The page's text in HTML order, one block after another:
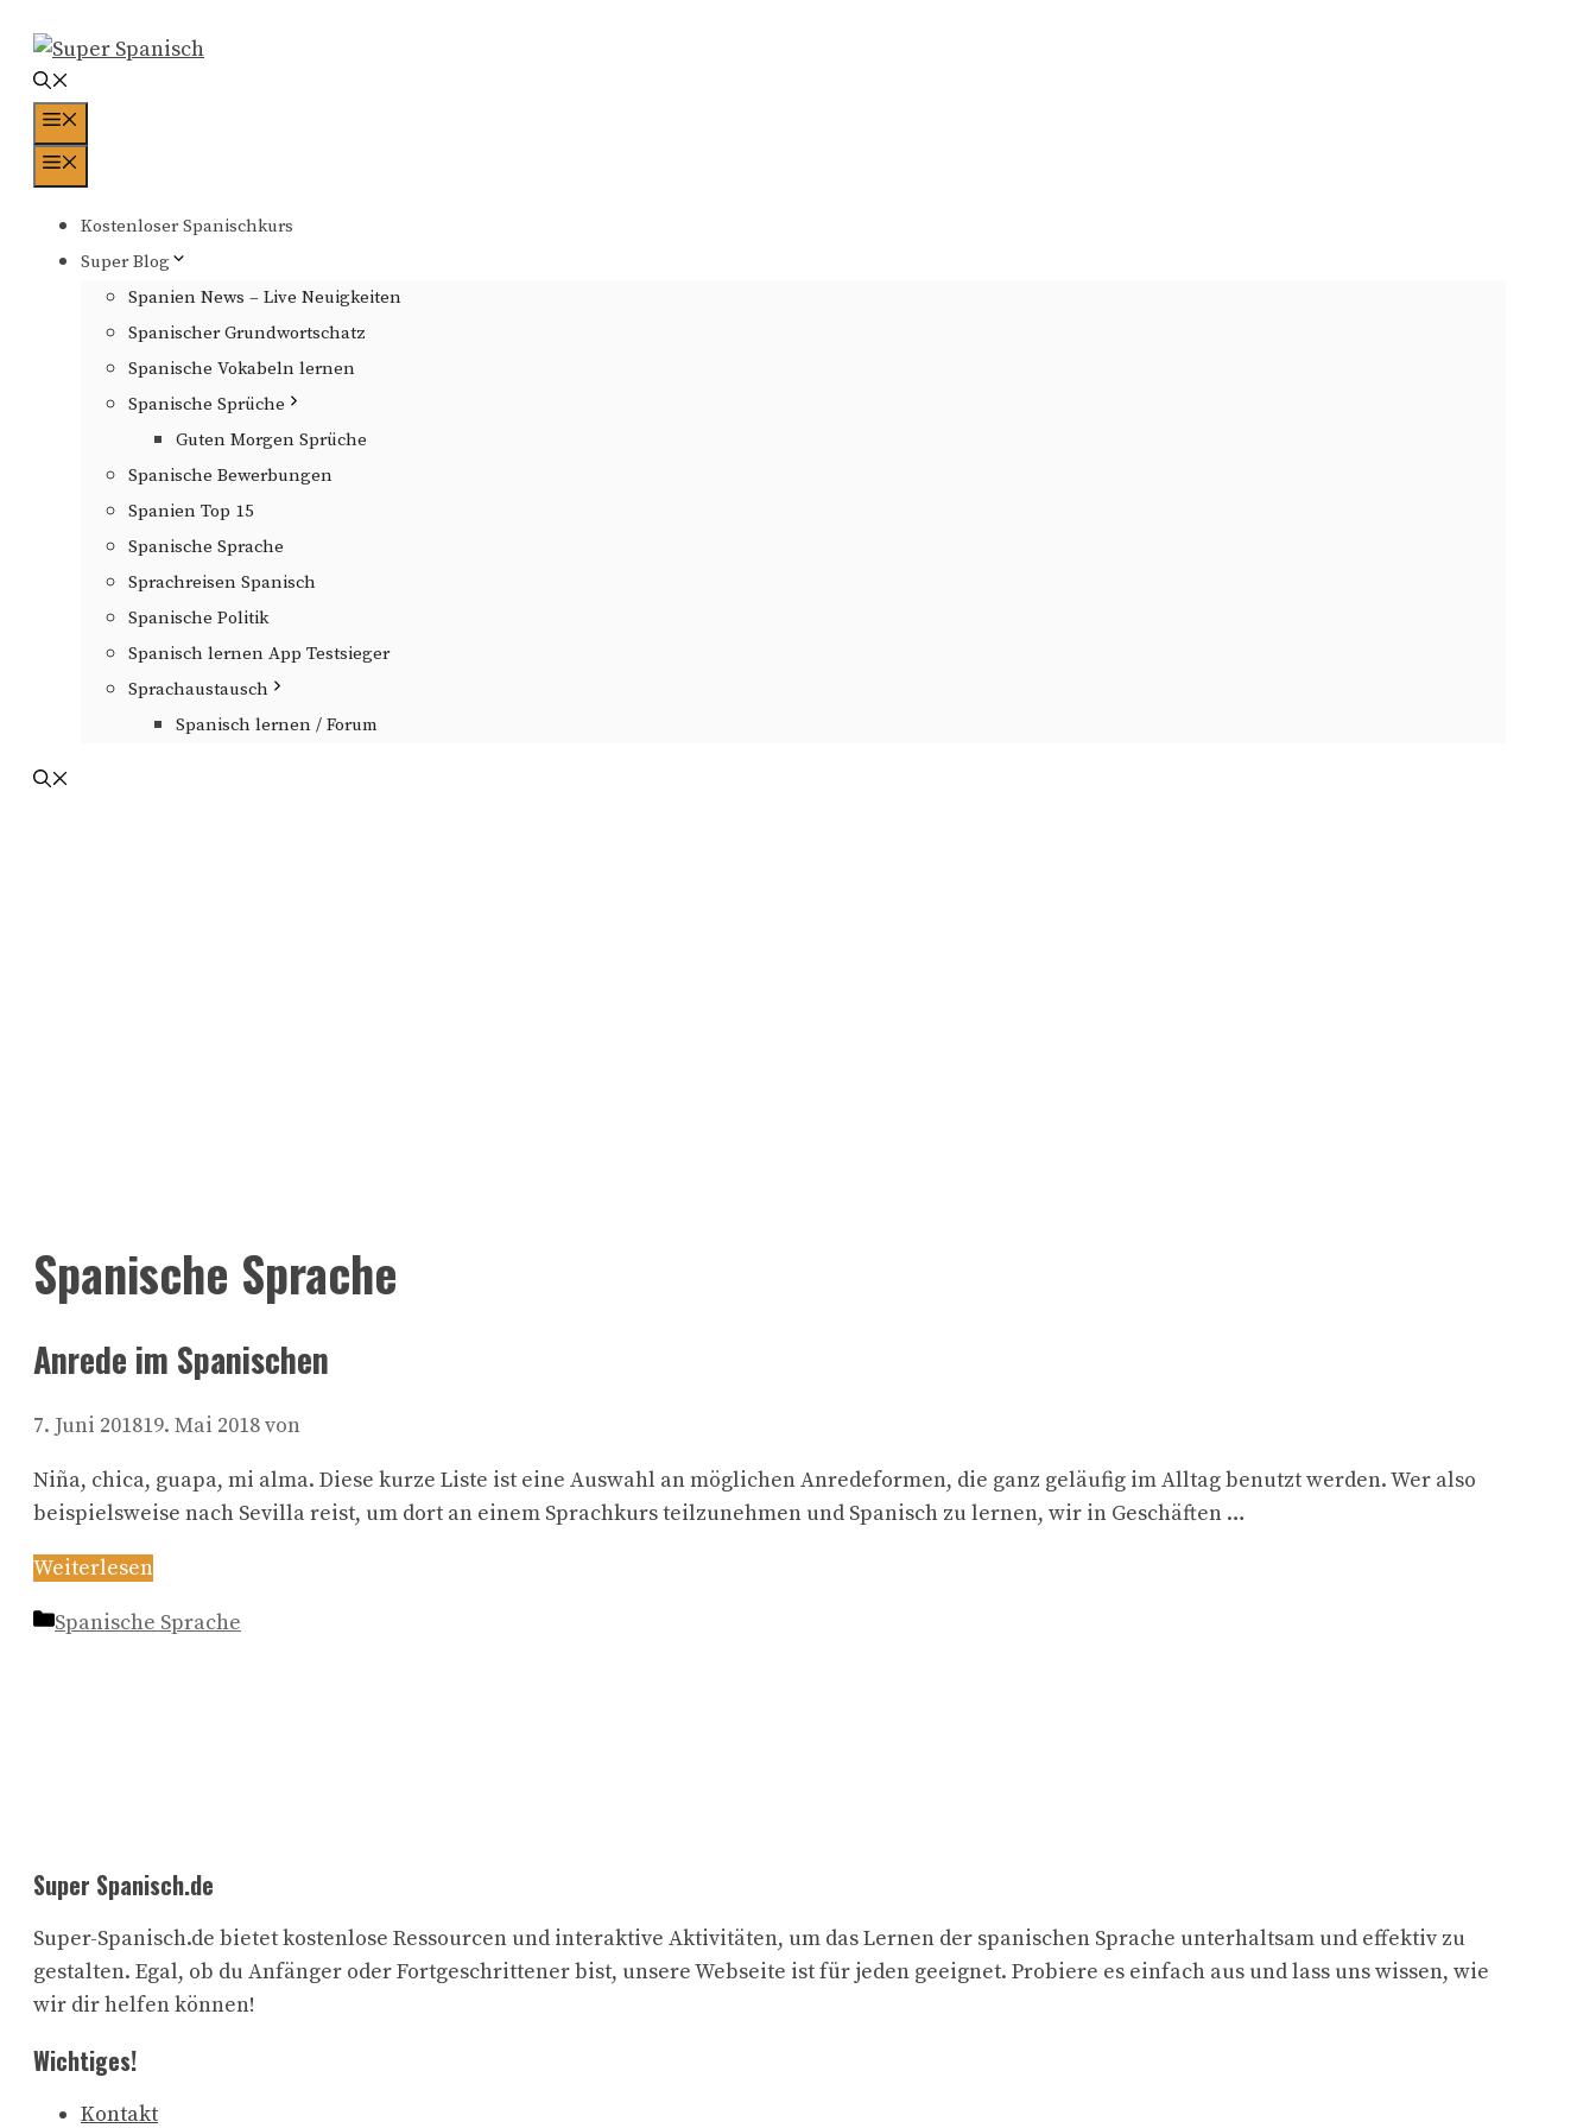
Inhalt
springen
Kostenloser Spanischkurs
Super Blog
Spanien News – Live Neuigkeiten
Spanischer Grundwortschatz
Spanische Vokabeln lernen
Spanische Sprüche
Guten Morgen Sprüche
Spanische Bewerbungen
Spanien Top 15
Spanische Sprache
Sprachreisen Spanisch
Spanische Politik
Spanisch lernen App Testsieger
Sprachaustausch
Spanisch lernen / Forum
Spanische Sprache
Anrede im Spanischen
7. Juni 201819. Mai 2018von
Niña, chica, guapa, mi alma. Diese kurze Liste ist eine Auswahl an möglichen Anredeformen, die ganz geläufig im Alltag benutzt werden. Wer also
beispielsweise nach Sevilla reist, um dort an einem Sprachkurs teilzunehmen und Spanisch zu lernen, wir in Geschäften …
Weiterlesen
Kategorien
Spanische Sprache
Super Spanisch.de
Super-Spanisch.de bietet kostenlose Ressourcen und interaktive Aktivitäten, um das Lernen der spanischen Sprache unterhaltsam und effektiv zu
gestalten. Egal, ob du Anfänger oder Fortgeschrittener bist, unsere Webseite ist für jeden geeignet. Probiere es einfach aus und lass uns wissen, wie
wir dir helfen können!
Wichtiges!
Kontakt